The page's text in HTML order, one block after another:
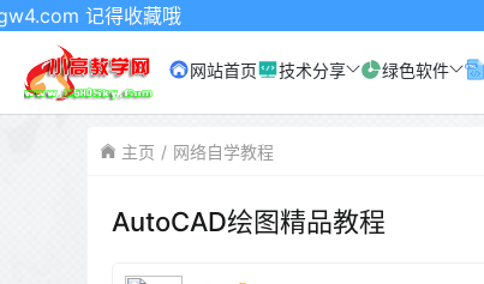
记得收藏哦
网站首页 技术分享 绿色软件
主页 网络自学教程
AutoCAD绘图精品教程